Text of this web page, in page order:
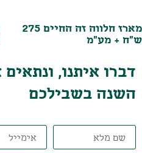
מארז חלווה זה החיים 275
ש"ח + מע"מ
דברו איתנו,
השנה בשבילכם